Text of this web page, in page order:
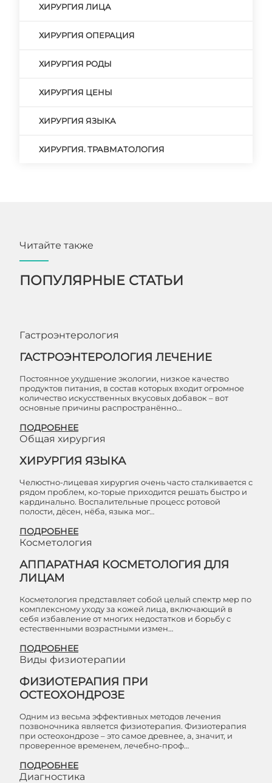
ХИРУРГИЯ ЛИЦА
ХИРУРГИЯ ОПЕРАЦИЯ
ХИРУРГИЯ РОДЫ
ХИРУРГИЯ ЦЕНЫ
ХИРУРГИЯ ЯЗЫКА
ХИРУРГИЯ. ТРАВМАТОЛОГИЯ
Читайте также
ПОПУЛЯРНЫЕ СТАТЬИ
Гастроэнтерология
ГАСТРОЭНТЕРОЛОГИЯ ЛЕЧЕНИЕ
Постоянное ухудшение экологии, низкое качество
продуктов питания, в состав которых входит огромное
количество искусственных вкусовых добавок – вот
основные причины распространённо…
ПОДРОБНЕЕ
Общая хирургия
ХИРУРГИЯ ЯЗЫКА
Челюстно-лицевая хирургия очень часто сталкивается с
рядом проблем, ко-торые приходится решать быстро и
кардинально. Воспалительные процесс ротовой
полости, дёсен, нёба, языка мог…
ПОДРОБНЕЕ
Косметология
АППАРАТНАЯ КОСМЕТОЛОГИЯ ДЛЯ
ЛИЦАМ
Косметология представляет собой целый спектр мер по
комплексному уходу за кожей лица, включающий в
себя избавление от многих недостатков и борьбу с
естественными возрастными измен…
ПОДРОБНЕЕ
Виды физиотерапии
ФИЗИОТЕРАПИЯ ПРИ
ОСТЕОХОНДРОЗЕ
Одним из весьма эффективных методов лечения
позвоночника является физиотерапия. Физиотерапия
при остеохондрозе – это самое древнее, а, значит, и
проверенное временем, лечебно-проф…
ПОДРОБНЕЕ
Диагностика